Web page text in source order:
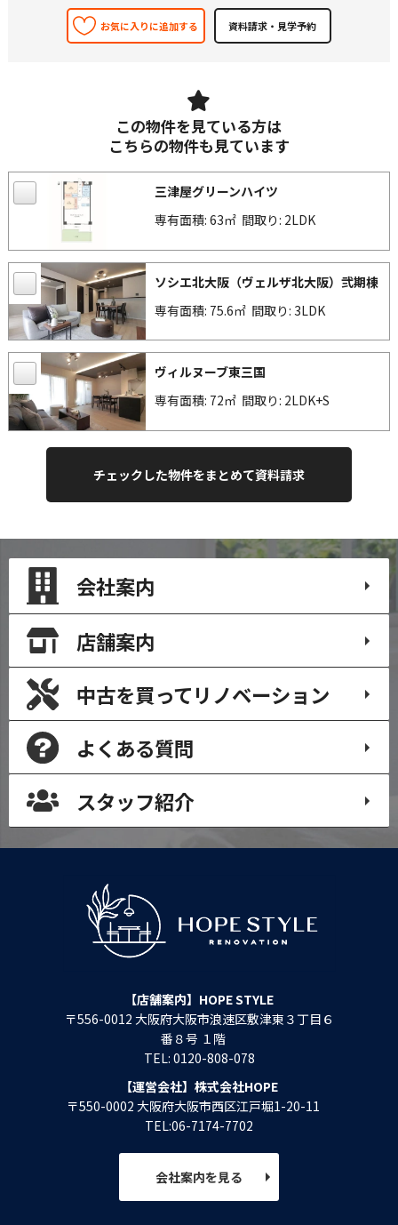
お気に入りに追加する
この物件を見ている方は
こちらの物件も見ています
三津屋グリーンハイツ
専有面積: 63㎡ 間取り: 2LDK
ソシエ北大阪（ヴェルザ北大阪）弐期棟
専有面積: 75.6㎡ 間取り: 3LDK
ヴィルヌーブ東三国
専有面積: 72㎡ 間取り: 2LDK+S
会社案内
店舗案内
中古を買ってリノベーション
よくある質問
スタッフ紹介
【店舗案内】HOPE STYLE
〒556-0012 大阪府大阪市浪速区敷津東３丁目６
番８号 １階
TEL: 0120-808-078
【運営会社】株式会社HOPE
〒550-0002 大阪府大阪市西区江戸堀1-20-11
TEL:06-7174-7702
会社案内を見る